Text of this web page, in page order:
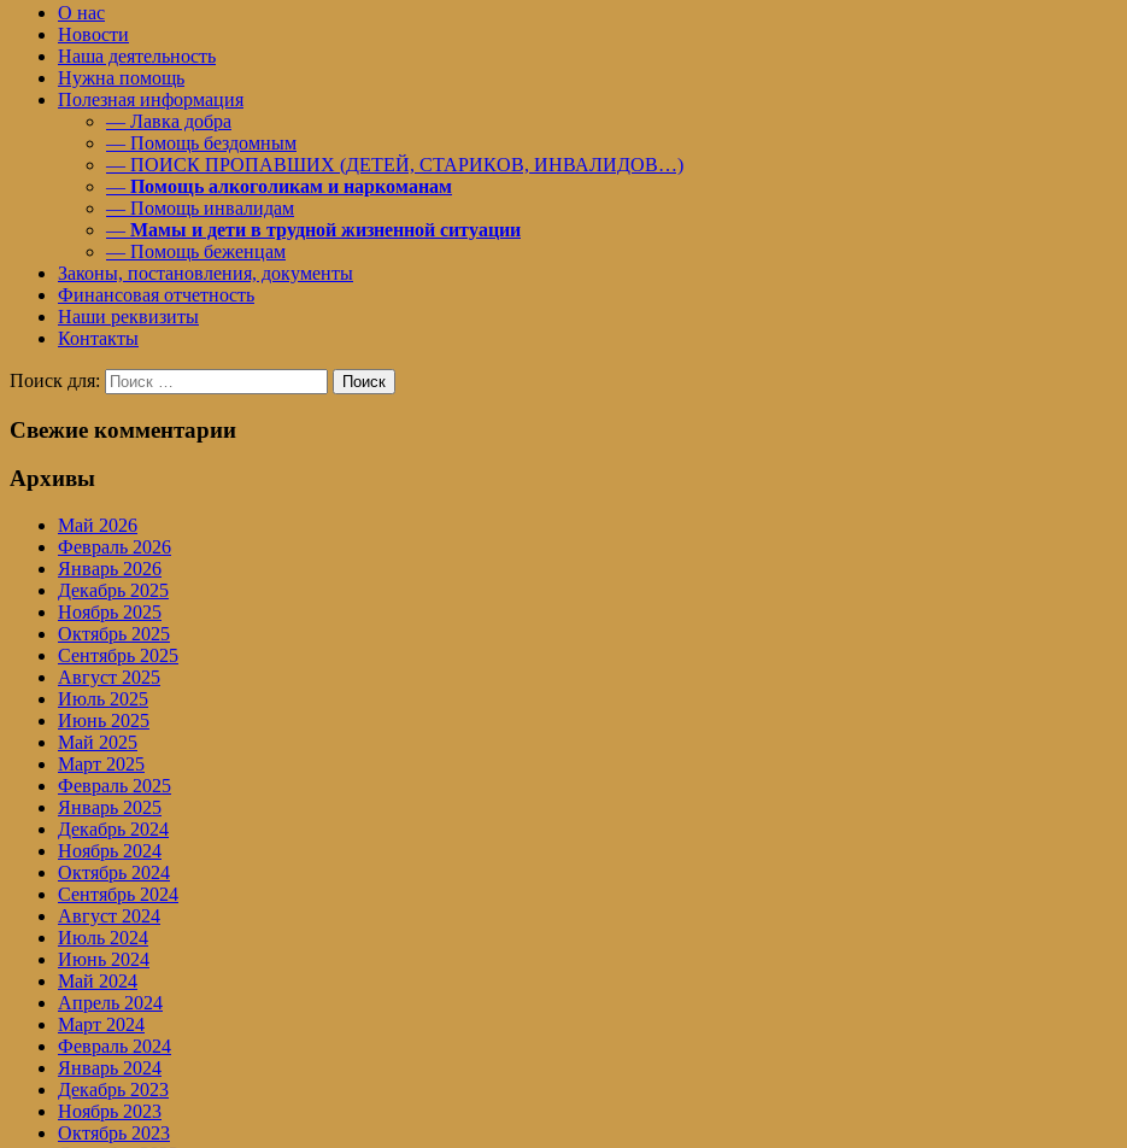
О нас
Новости
Наша деятельность
Нужна помощь
Полезная информация
— Лавка добра
— Помощь бездомным
— ПОИСК ПРОПАВШИХ (ДЕТЕЙ, СТАРИКОВ, ИНВАЛИДОВ…)
— Помощь алкоголикам и наркоманам
— Помощь инвалидам
— Мамы и дети в трудной жизненной ситуации
— Помощь беженцам
Законы, постановления, документы
Финансовая отчетность
Наши реквизиты
Контакты
Поиск для: Поиск
Свежие комментарии
Архивы
Май 2026
Февраль 2026
Январь 2026
Декабрь 2025
Ноябрь 2025
Октябрь 2025
Сентябрь 2025
Август 2025
Июль 2025
Июнь 2025
Май 2025
Март 2025
Февраль 2025
Январь 2025
Декабрь 2024
Ноябрь 2024
Октябрь 2024
Сентябрь 2024
Август 2024
Июль 2024
Июнь 2024
Май 2024
Апрель 2024
Март 2024
Февраль 2024
Январь 2024
Декабрь 2023
Ноябрь 2023
Октябрь 2023